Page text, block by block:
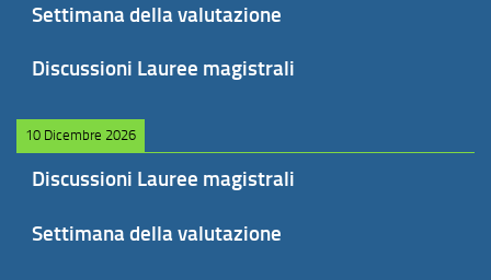
Settimana della valutazione
Discussioni Lauree magistrali
10 Dicembre 2026
Discussioni Lauree magistrali
Settimana della valutazione